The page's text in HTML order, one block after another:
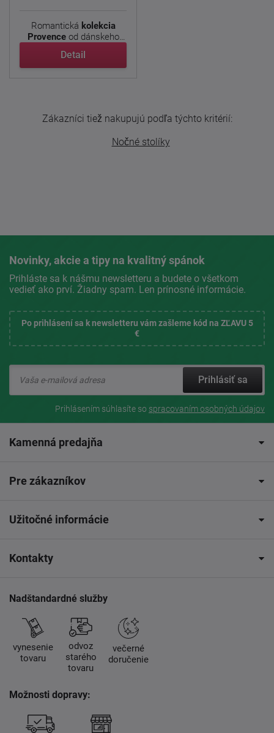
Romantická kolekcia
Provenceod dánskeho
Detail
Zákazníci tiež nakupujú podľa týchto kritérií:
Nočné stolíky
Novinky, akcie a tipy na kvalitný spánok
Prihláste sa k nášmu newsletteru a budete o všetkom
vedieť ako prví. Žiadny spam. Len prínosné informácie.
Po prihlásení sa k newsletteru vám zašleme kód na ZĽAVU 5
€
Prihlásiť sa
Prihlásením súhlasíte so spracovaním osobných údajov
Kamenná predajňa
Pre zákazníkov
Užitočné informácie
Kontakty
Nadštandardné služby
vynesenie
tovaru
odvoz
starého
tovaru
večerné
doručenie
Možnosti dopravy: